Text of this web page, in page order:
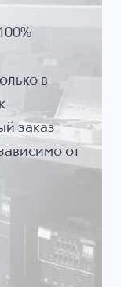
в
заказ
от